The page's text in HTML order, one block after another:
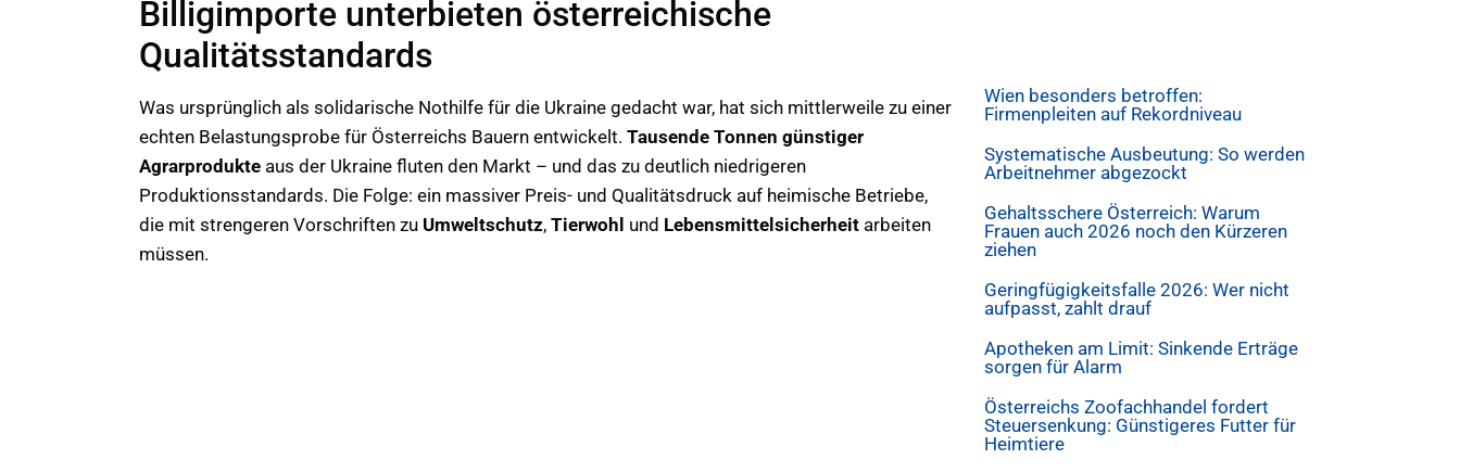
Billigimporte unterbieten österreichische
Qualitätsstandards
Was ursprünglich als solidarische Nothilfe für die Ukraine gedacht war, hat sich mittlerweile zu einer
echten Belastungsprobe für Österreichs Bauern entwickelt. Tausende Tonnen günstiger
Agrarprodukte aus der Ukraine fluten den Markt – und das zu deutlich niedrigeren
Produktionsstandards. Die Folge: ein massiver Preis- und Qualitätsdruck auf heimische Betriebe,
die mit strengeren Vorschriften zu Umweltschutz, Tierwohl und Lebensmittelsicherheit arbeiten
müssen.
Wien besonders betroffen:
Firmenpleiten auf Rekordniveau
Systematische Ausbeutung: So werden
Arbeitnehmer abgezockt
Gehaltsschere Österreich: Warum
Frauen auch 2026 noch den Kürzeren
ziehen
Geringfügigkeitsfalle 2026: Wer nicht
aufpasst, zahlt drauf
Apotheken am Limit: Sinkende Erträge
sorgen für Alarm
Österreichs Zoofachhandel fordert
Steuersenkung: Günstigeres Futter für
Heimtiere